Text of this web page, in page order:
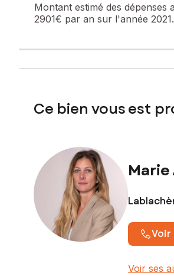
Montant estimé des dépenses
2901€ par an sur l'année 2021.
Ce bien vous est
Marie
Voir
Voir ses